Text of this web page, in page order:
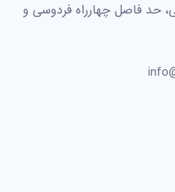
حد فاصل چهارراه فردوسی و